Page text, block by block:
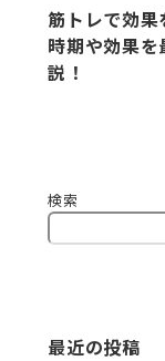
筋トレで効
時期や効果
説！
検索
最近の投稿